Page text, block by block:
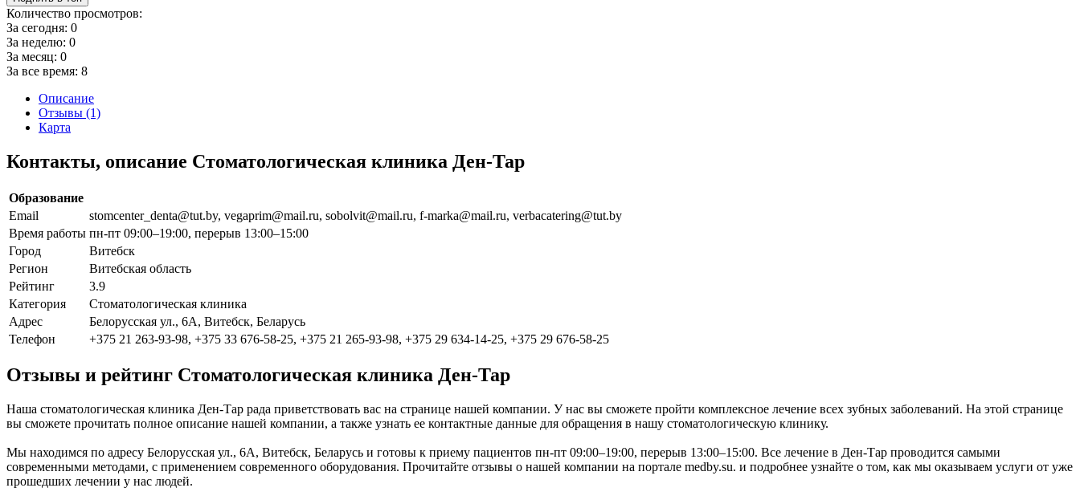
Количество просмотров:
За сегодня: 0
За неделю: 0
За месяц: 0
За все время: 8
Описание
Отзывы (1)
Карта
Контакты, описание Стоматологическая клиника Ден-Тар
Образование
Email
stomcenter_denta@tut.by, vegaprim@mail.ru, sobolvit@mail.ru, f-marka@mail.ru, verbacatering@tut.by
Время работы пн-пт 09:00–19:00, перерыв 13:00–15:00
Город
Витебск
Регион
Витебская область
Рейтинг
3.9
Категория
Стоматологическая клиника
Адрес
Белорусская ул., 6А, Витебск, Беларусь
Телефон
+375 21 263-93-98, +375 33 676-58-25, +375 21 265-93-98, +375 29 634-14-25, +375 29 676-58-25
Отзывы и рейтинг Стоматологическая клиника Ден-Тар
Наша стоматологическая клиника Ден-Тар рада приветствовать вас на странице нашей компании. У нас вы сможете пройти комплексное лечение всех зубных заболеваний. На этой странице
вы сможете прочитать полное описание нашей компании, а также узнать ее контактные данные для обращения в нашу стоматологическую клинику.
Мы находимся по адресу Белорусская ул., 6А, Витебск, Беларусь и готовы к приему пациентов пн-пт 09:00–19:00, перерыв 13:00–15:00. Все лечение в Ден-Тар проводится самыми
современными методами, с применением современного оборудования. Прочитайте отзывы о нашей компании на портале medby.su. и подробнее узнайте о том, как мы оказываем услуги от уже
прошедших лечении у нас людей.